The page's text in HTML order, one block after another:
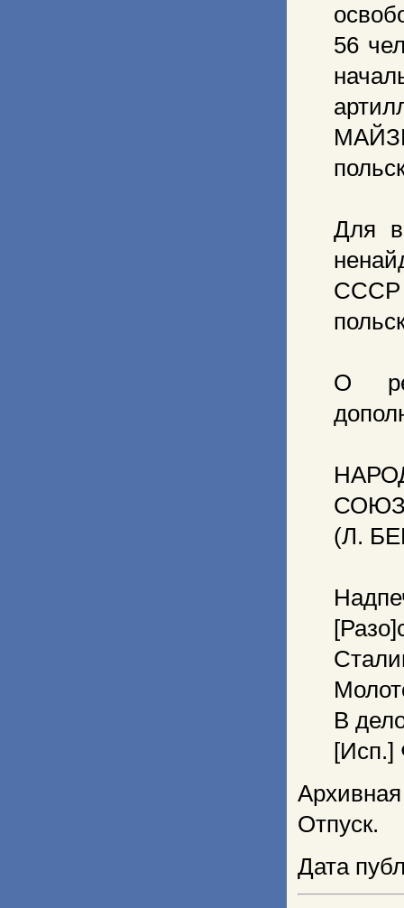
56
Для
СССР
О
(Л.
В
[Исп.]
Отпуск.
Дата